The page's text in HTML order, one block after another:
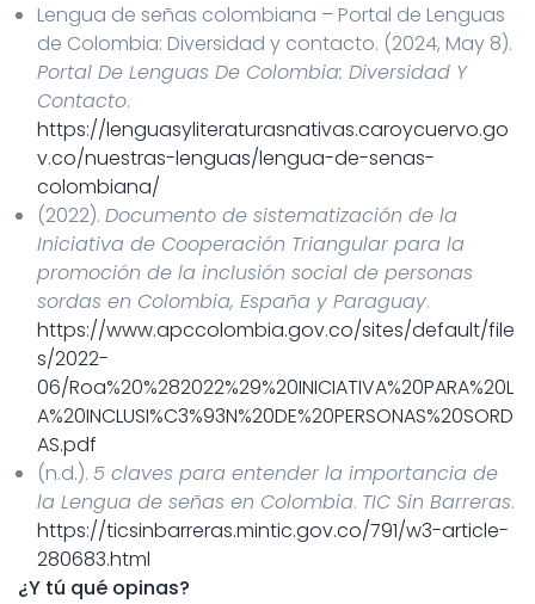
Lengua de señas colombiana – Portal de Lenguas
de Colombia: Diversidad y contacto. (2024, May 8).
Portal De Lenguas De Colombia: Diversidad Y
Contacto.
https://lenguasyliteraturasnativas.caroycuervo.go
v.co/nuestras-lenguas/lengua-de-senas-
colombiana/
(2022). Documento de sistematización de la
Iniciativa de Cooperación Triangular para la
promoción de la inclusión social de personas
sordas en Colombia, España y Paraguay.
https://www.apccolombia.gov.co/sites/default/file
s/2022-
06/Roa%20%282022%29%20INICIATIVA%20PARA%20L
A%20INCLUSI%C3%93N%20DE%20PERSONAS%20SORD
AS.pdf
(n.d.). 5 claves para entender la importancia de
la Lengua de señas en Colombia. TIC Sin Barreras.
https://ticsinbarreras.mintic.gov.co/791/w3-article-
280683.html
¿Y tú qué opinas?